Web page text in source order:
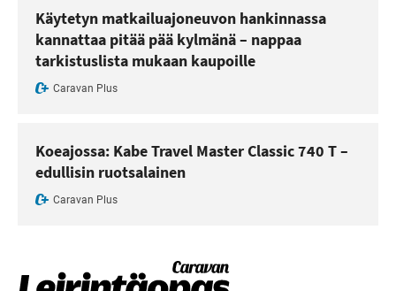
Käytetyn matkailuajoneuvon hankinnassa
kannattaa pitää pää kylmänä – nappaa
tarkistuslista mukaan kaupoille
Caravan Plus
Koeajossa: Kabe Travel Master Classic 740 T –
edullisin ruotsalainen
Caravan Plus